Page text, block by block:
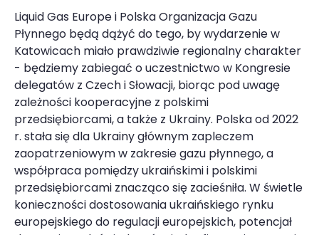
Liquid Gas Europe i Polska Organizacja Gazu
Płynnego będą dążyć do tego, by wydarzenie w
Katowicach miało prawdziwie regionalny charakter
- będziemy zabiegać o uczestnictwo w Kongresie
delegatów z Czech i Słowacji, biorąc pod uwagę
zależności kooperacyjne z polskimi
przedsiębiorcami, a także z Ukrainy. Polska od 2022
r. stała się dla Ukrainy głównym zapleczem
zaopatrzeniowym w zakresie gazu płynnego, a
współpraca pomiędzy ukraińskimi i polskimi
przedsiębiorcami znacząco się zacieśniła. W świetle
konieczności dostosowania ukraińskiego rynku
europejskiego do regulacji europejskich, potencjał